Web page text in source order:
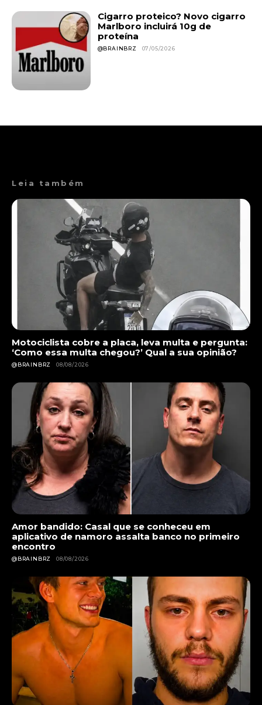
Cigarro proteico? Novo cigarro
Marlboro incluirá 10g de
proteína
@BRAINBRZ 07/05/2026
Leia também
Motociclista cobre a placa, leva multa e pergunta:
‘Como essa multa chegou?’ Qual a sua opinião?
@BRAINBRZ 08/08/2026
Amor bandido: Casal que se conheceu em
aplicativo de namoro assalta banco no primeiro
encontro
@BRAINBRZ 08/08/2026